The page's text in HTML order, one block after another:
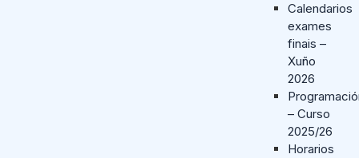
Calendarios
exames
finais –
Xuño
2026
– Curso
2025/26
Horarios